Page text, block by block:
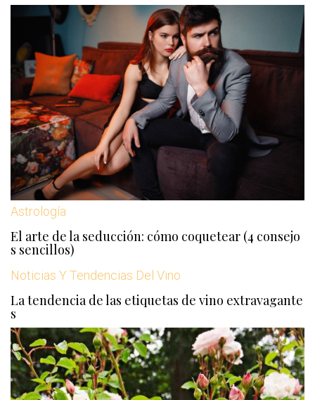
Astrología
El arte de la seducción: cómo coquetear (4 consejo
s sencillos)
Noticias Y Tendencias Del Vino
La tendencia de las etiquetas de vino extravagante
s